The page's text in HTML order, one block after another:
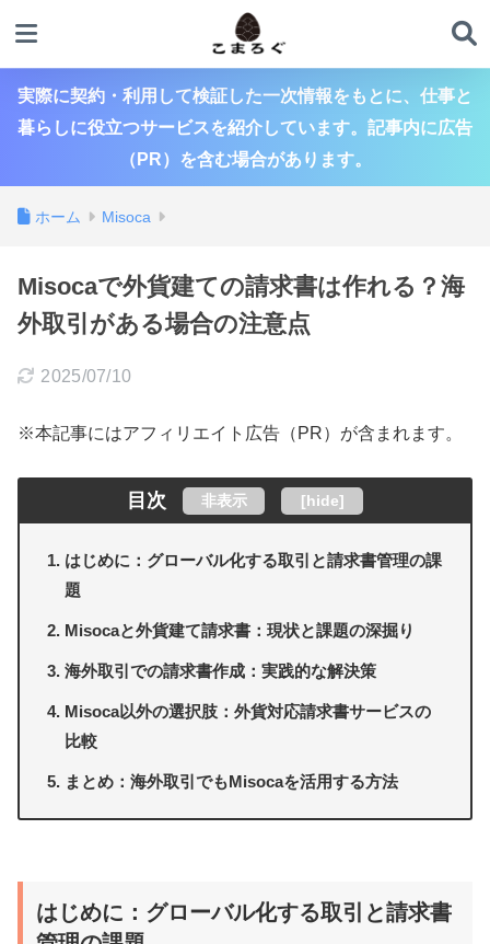
実際に契約・利用して検証した一次情報をもとに、仕事と
暮らしに役立つサービスを紹介しています。記事内に広告
（PR）を含む場合があります。
ホーム Misoca
Misocaで外貨建ての請求書は作れる？海
外取引がある場合の注意点
2025/07/10
※本記事にはアフィリエイト広告（PR）が含まれます。
目次 非表示 [hide]
はじめに：グローバル化する取引と請求書管理の課
題
Misocaと外貨建て請求書：現状と課題の深掘り
海外取引での請求書作成：実践的な解決策
Misoca以外の選択肢：外貨対応請求書サービスの
比較
まとめ：海外取引でもMisocaを活用する方法
はじめに：グローバル化する取引と請求書